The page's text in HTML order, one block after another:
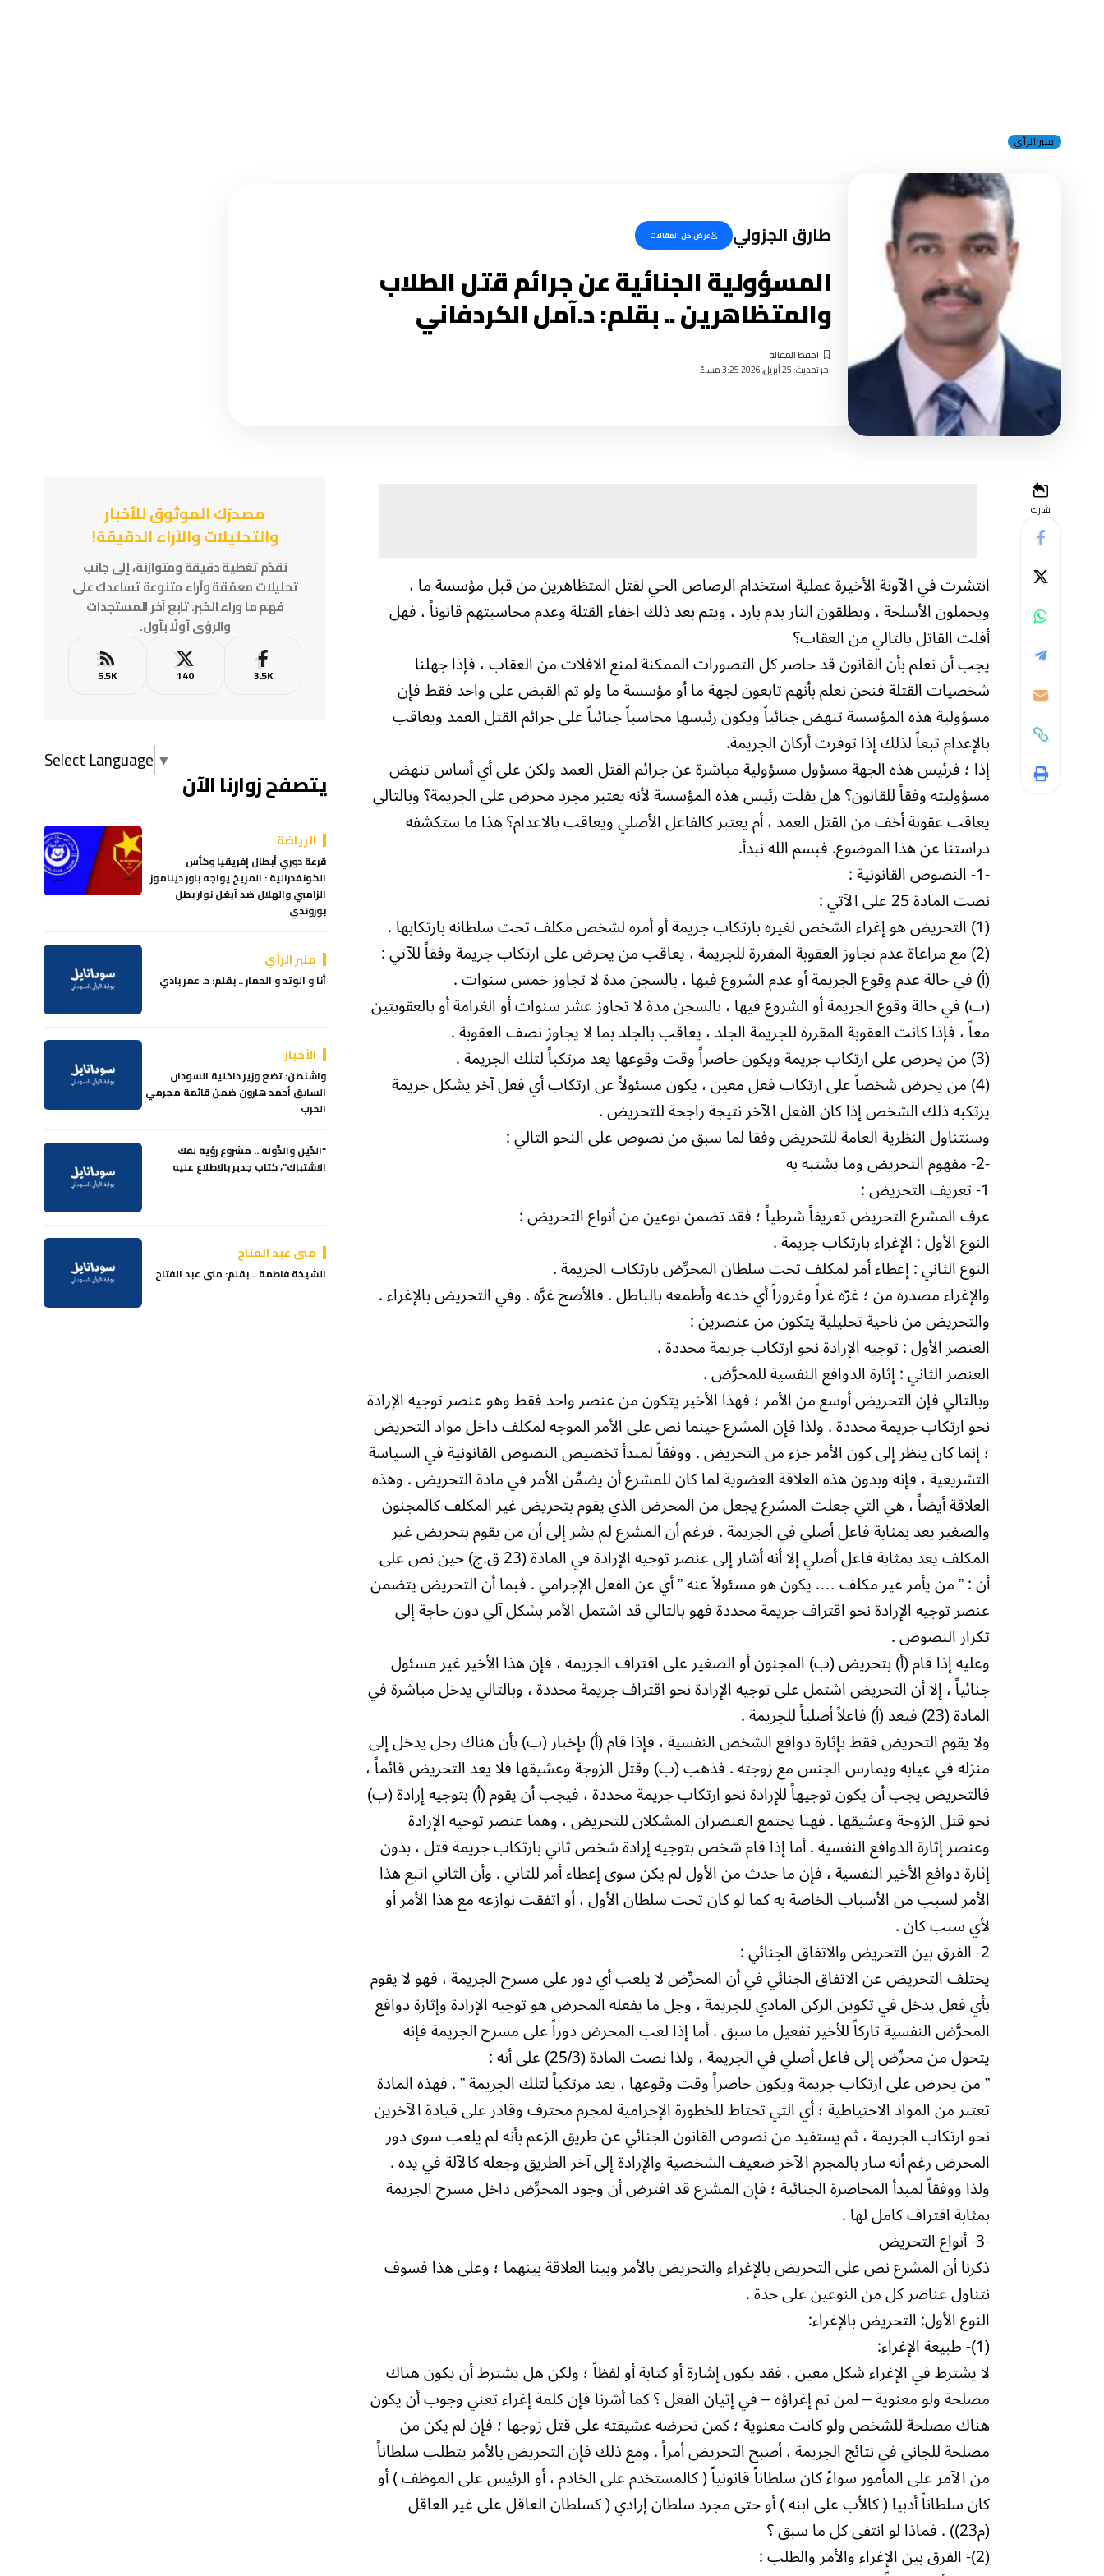
منبر الرأي
طارق الجزولي عرض كل المقالات
المسؤولية الجنائية عن جرائم قتل الطلاب
والمتظاهرين .. بقلم: د.آمل الكردفاني
اخر تحديث: 25 أبريل, 2026 3:25 مساءً
شارك
انتشرت في الآونة الأخيرة عملية استخدام الرصاص الحي لقتل المتظاهرين من قبل مؤسسة ما ،
ويحملون الأسلحة ، ويطلقون النار بدم بارد ، ويتم بعد ذلك اخفاء القتلة وعدم محاسبتهم قانوناً ، فهل
أفلت القاتل بالتالي من العقاب؟
يجب أن نعلم بأن القانون قد حاصر كل التصورات الممكنة لمنع الافلات من العقاب ، فإذا جهلنا
شخصيات القتلة فنحن نعلم بأنهم تابعون لجهة ما أو مؤسسة ما ولو تم القبض على واحد فقط فإن
مسؤولية هذه المؤسسة تنهض جنائياً ويكون رئيسها محاسباً جنائياً على جرائم القتل العمد ويعاقب
بالإعدام تبعاً لذلك إذا توفرت أركان الجريمة.
إذا ؛ فرئيس هذه الجهة مسؤول مسؤولية مباشرة عن جرائم القتل العمد ولكن على أي أساس تنهض
مسؤوليته وفقاً للقانون؟ هل يفلت رئيس هذه المؤسسة لأنه يعتبر مجرد محرض على الجريمة؟ وبالتالي
يعاقب عقوبة أخف من القتل العمد ، أم يعتبر كالفاعل الأصلي ويعاقب بالاعدام؟ هذا ما ستكشفه
دراستنا عن هذا الموضوع. فبسم الله نبدأ.
-1- النصوص القانونية :
نصت المادة 25 على الآتي :
(1) التحريض هو إغراء الشخص لغيره بارتكاب جريمة أو أمره لشخص مكلف تحت سلطانه بارتكابها .
(2) مع مراعاة عدم تجاوز العقوبة المقررة للجريمة ، يعاقب من يحرض على ارتكاب جريمة وفقاً للآتي :
(أ) في حالة عدم وقوع الجريمة أو عدم الشروع فيها ، بالسجن مدة لا تجاوز خمس سنوات .
(ب) في حالة وقوع الجريمة أو الشروع فيها ، بالسجن مدة لا تجاوز عشر سنوات أو الغرامة أو بالعقوبتين
معاً ، فإذا كانت العقوبة المقررة للجريمة الجلد ، يعاقب بالجلد بما لا يجاوز نصف العقوبة .
(3) من يحرض على ارتكاب جريمة ويكون حاضراً وقت وقوعها يعد مرتكباً لتلك الجريمة .
(4) من يحرض شخصاً على ارتكاب فعل معين ، يكون مسئولاً عن ارتكاب أي فعل آخر يشكل جريمة
يرتكبه ذلك الشخص إذا كان الفعل الآخر نتيجة راجحة للتحريض .
وسنتناول النظرية العامة للتحريض وفقا لما سبق من نصوص على النحو التالي :
-2- مفهوم التحريض وما يشتبه به
1- تعريف التحريض :
عرف المشرع التحريض تعريفاً شرطياً ؛ فقد تضمن نوعين من أنواع التحريض :
النوع الأول : الإغراء بارتكاب جريمة .
النوع الثاني : إعطاء أمر لمكلف تحت سلطان المحرِّض بارتكاب الجريمة .
والإغراء مصدره من ؛ غرّه غراً وغروراً أي خدعه وأطمعه بالباطل . فالأصح غرَّه . وفي التحريض بالإغراء .
والتحريض من ناحية تحليلية يتكون من عنصرين :
العنصر الأول : توجيه الإرادة نحو ارتكاب جريمة محددة .
العنصر الثاني : إثارة الدوافع النفسية للمحرَّض .
وبالتالي فإن التحريض أوسع من الأمر ؛ فهذا الأخير يتكون من عنصر واحد فقط وهو عنصر توجيه الإرادة
نحو ارتكاب جريمة محددة . ولذا فإن المشرع حينما نص على الأمر الموجه لمكلف داخل مواد التحريض
؛ إنما كان ينظر إلى كون الأمر جزء من التحريض . ووفقاً لمبدأ تخصيص النصوص القانونية في السياسة
التشريعية ، فإنه وبدون هذه العلاقة العضوية لما كان للمشرع أن يضمِّن الأمر في مادة التحريض . وهذه
العلاقة أيضاً ، هي التي جعلت المشرع يجعل من المحرض الذي يقوم بتحريض غير المكلف كالمجنون
والصغير يعد بمثابة فاعل أصلي في الجريمة . فرغم أن المشرع لم يشر إلى أن من يقوم بتحريض غير
المكلف يعد بمثابة فاعل أصلي إلا أنه أشار إلى عنصر توجيه الإرادة في المادة (23 ق.ج) حين نص على
أن : ” من يأمر غير مكلف …. يكون هو مسئولاً عنه ” أي عن الفعل الإجرامي . فبما أن التحريض يتضمن
عنصر توجيه الإرادة نحو اقتراف جريمة محددة فهو بالتالي قد اشتمل الأمر بشكل آلي دون حاجة إلى
تكرار النصوص .
وعليه إذا قام (أ) بتحريض (ب) المجنون أو الصغير على اقتراف الجريمة ، فإن هذا الأخير غير مسئول
جنائياً ، إلا أن التحريض اشتمل على توجيه الإرادة نحو اقتراف جريمة محددة ، وبالتالي يدخل مباشرة في
المادة (23) فيعد (أ) فاعلاً أصلياً للجريمة .
ولا يقوم التحريض فقط بإثارة دوافع الشخص النفسية ، فإذا قام (أ) بإخبار (ب) بأن هناك رجل يدخل إلى
منزله في غيابه ويمارس الجنس مع زوجته . فذهب (ب) وقتل الزوجة وعشيقها فلا يعد التحريض قائماً ،
فالتحريض يجب أن يكون توجيهاً للإرادة نحو ارتكاب جريمة محددة ، فيجب أن يقوم (أ) بتوجيه إرادة (ب)
نحو قتل الزوجة وعشيقها . فهنا يجتمع العنصران المشكلان للتحريض ، وهما عنصر توجيه الإرادة
وعنصر إثارة الدوافع النفسية . أما إذا قام شخص بتوجيه إرادة شخص ثاني بارتكاب جريمة قتل ، بدون
إثارة دوافع الأخير النفسية ، فإن ما حدث من الأول لم يكن سوى إعطاء أمر للثاني . وأن الثاني اتبع هذا
الأمر لسبب من الأسباب الخاصة به كما لو كان تحت سلطان الأول ، أو اتفقت نوازعه مع هذا الأمر أو
لأي سبب كان .
2- الفرق بين التحريض والاتفاق الجنائي :
يختلف التحريض عن الاتفاق الجنائي في أن المحرِّض لا يلعب أي دور على مسرح الجريمة ، فهو لا يقوم
بأي فعل يدخل في تكوين الركن المادي للجريمة ، وجل ما يفعله المحرض هو توجيه الإرادة وإثارة دوافع
المحرَّض النفسية تاركاً للأخير تفعيل ما سبق . أما إذا لعب المحرض دوراً على مسرح الجريمة فإنه
يتحول من محرِّض إلى فاعل أصلي في الجريمة ، ولذا نصت المادة (25/3) على أنه :
” من يحرض على ارتكاب جريمة ويكون حاضراً وقت وقوعها ، يعد مرتكباً لتلك الجريمة ” . فهذه المادة
تعتبر من المواد الاحتياطية ؛ أي التي تحتاط للخطورة الإجرامية لمجرم محترف وقادر على قيادة الآخرين
نحو ارتكاب الجريمة ، ثم يستفيد من نصوص القانون الجنائي عن طريق الزعم بأنه لم يلعب سوى دور
المحرض رغم أنه سار بالمجرم الآخر ضعيف الشخصية والإرادة إلى آخر الطريق وجعله كالآلة في يده .
ولذا ووفقاً لمبدأ المحاصرة الجنائية ؛ فإن المشرع قد افترض أن وجود المحرِّض داخل مسرح الجريمة
بمثابة اقتراف كامل لها .
-3- أنواع التحريض
ذكرنا أن المشرع نص على التحريض بالإغراء والتحريض بالأمر وبينا العلاقة بينهما ؛ وعلى هذا فسوف
نتناول عناصر كل من النوعين على حدة .
النوع الأول: التحريض بالإغراء:
(1)- طبيعة الإغراء:
لا يشترط في الإغراء شكل معين ، فقد يكون إشارة أو كتابة أو لفظاً ؛ ولكن هل يشترط أن يكون هناك
مصلحة ولو معنوية – لمن تم إغراؤه – في إتيان الفعل ؟ كما أشرنا فإن كلمة إغراء تعني وجوب أن يكون
هناك مصلحة للشخص ولو كانت معنوية ؛ كمن تحرضه عشيقته على قتل زوجها ؛ فإن لم يكن من
مصلحة للجاني في نتائج الجريمة ، أصبح التحريض أمراً . ومع ذلك فإن التحريض بالأمر يتطلب سلطاناً
من الآمر على المأمور سواءً كان سلطاناً قانونياً ( كالمستخدم على الخادم ، أو الرئيس على الموظف ) أو
كان سلطاناً أدبيا ( كالأب على ابنه ) أو حتى مجرد سلطان إرادي ( كسلطان العاقل على غير العاقل
(م23)) . فماذا لو انتفى كل ما سبق ؟
(2)- الفرق بين الإغراء والأمر والطلب :
مصدرُك الموثوق للأخبار
والتحليلات والآراء الدقيقة!
نقدّم تغطية دقيقة ومتوازنة، إلى جانب
تحليلات معمّقة وآراء متنوعة تساعدك على
فهم ما وراء الخبر. تابع آخر المستجدات
والرؤى أولًا بأول.
3.5K
140
5.5K
Select Language ▼
يتصفح زوارنا الآن
الرياضة
قرعة دوري أبطال إفريقيا وكأس
الكونفدرالية : المريخ يواجه باور ديناموز
الزامبي والهلال ضد آيغل نوار بطل
بوروندي
منبر الرأي
أنا و الوتد و الحمار .. بقلم: د. عمر بادي
الأخبار
واشنطن: تضع وزير داخلية السودان
السابق أحمد هارون ضمن قائمة مجرمي
الحرب
“الدِّين والدَّولة .. مشروع رؤية لفك
الاشتباك”، كتاب جدير بالاطلاع عليه
منى عبد الفتاح
الشيخة فاطمة .. بقلم: منى عبد الفتاح